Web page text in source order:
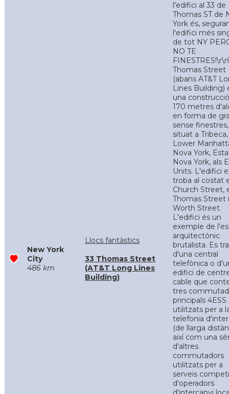
New York
City
486 km
Llocs fantàstics
33 Thomas Street
(AT&T Long Lines
Building)
l'edifici al 33 de
Thomas ST de
York és,
l'edifici més
de tot NY
NO TE
Thomas Street
(abans AT&T
Lines Building)
una
170 metres
en forma de
sense finestres,
situat a Tribeca,
Lower
Nova York,
Nova York, als
Units. L'edifici
troba al costat
Church Street,
Thomas Street i
Worth Street.
L'edifici és un
exemple de
arquitectònic
brutalista. Es
d'una central
telefònica o
edifici de
cable que
tres
principals 4ESS
utilitzats per a
telefonia
(de llarga
així com una
d'altres
commutadors
utilitzats per a
serveis
d'operadors